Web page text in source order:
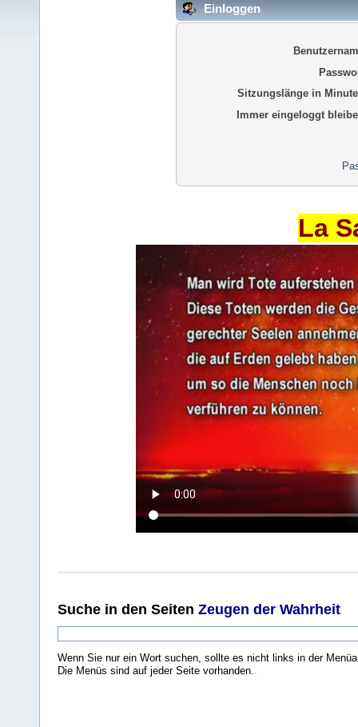
Einloggen
Sitzungslänge in
Immer eingeloggt
La
Suche in den Seiten Zeugen der Wahrheit
Wenn Sie nur ein Wort suchen, sollte es nicht links in der
Die Menüs sind auf jeder Seite vorhanden.